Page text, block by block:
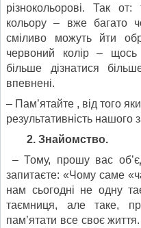
різнокольорові. Так
кольору – вже багато
сміливо можуть йти
червоний колір – щось
більше дізнатися
впевнені.
– Пам’ятайте , від того
результативність нашого
2. Знайомство.
– Тому, прошу вас
запитаєте: «Чому саме
нам сьогодні не одну
таємниця, але таке,
пам’ятати все своє